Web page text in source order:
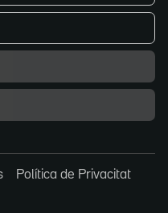
Política de Privacitat